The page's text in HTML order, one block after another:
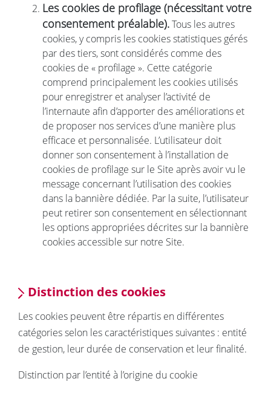
Les cookies de profilage (nécessitant votre
consentement préalable).Tous les autres
cookies, y compris les cookies statistiques gérés
par des tiers, sont considérés comme des
cookies de « profilage ». Cette catégorie
comprend principalement les cookies utilisés
pour enregistrer et analyser l’activité de
l’internaute afin d’apporter des améliorations et
de proposer nos services d’une manière plus
efficace et personnalisée. L’utilisateur doit
donner son consentement à l’installation de
cookies de profilage sur le Site après avoir vu le
message concernant l’utilisation des cookies
dans la bannière dédiée. Par la suite, l’utilisateur
peut retirer son consentement en sélectionnant
les options appropriées décrites sur la bannière
cookies accessible sur notre Site.
Distinction des cookies
Les cookies peuvent être répartis en différentes
catégories selon les caractéristiques suivantes : entité
de gestion, leur durée de conservation et leur finalité.
Distinction par l’entité à l’origine du cookie